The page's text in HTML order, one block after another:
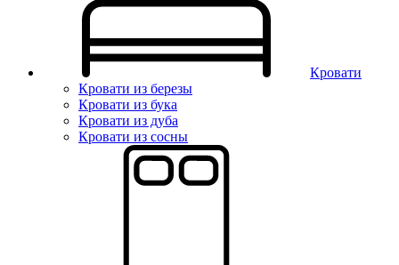
Кровати
Кровати из березы
Кровати из бука
Кровати из дуба
Кровати из сосны